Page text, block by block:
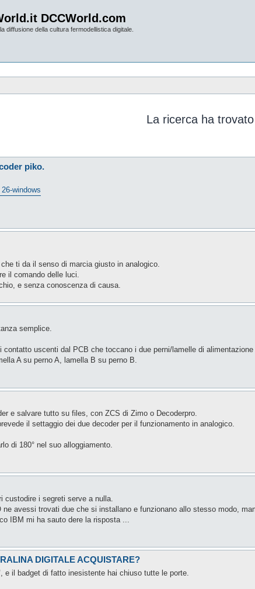
DCCWorld.com
diffusione della cultura fermodellistica digitale.
La ricerca ha
piko.
windows
ti da il senso di marcia giusto in analogico.
il comando delle luci.
e senza conoscenza di causa.
semplice.
uscenti dal PCB che toccano i due perni/lamelle di
A su perno A, lamella B su perno B.
e salvare tutto su files, con ZCS di Zimo o Decoderpro.
il settaggio dei due decoder per il funzionamento in analogico.
di 180° nel suo alloggiamento.
i segreti serve a nulla.
avessi trovati due che si installano e funzionano allo stesso modo,
IBM mi ha sauto dere la risposta ...
DIGITALE ACQUISTARE?
il badget di fatto inesistente hai chiuso tutte le porte.